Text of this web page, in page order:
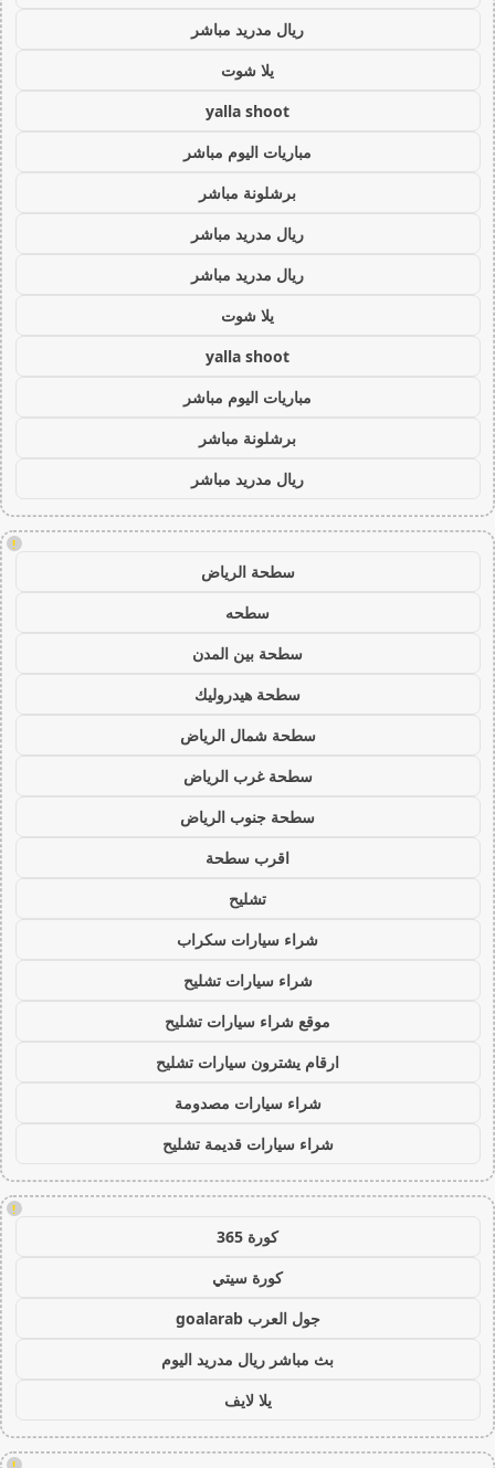
ريال مدريد مباشر
يلا شوت
yalla shoot
مباريات اليوم مباشر
برشلونة مباشر
ريال مدريد مباشر
ريال مدريد مباشر
يلا شوت
yalla shoot
مباريات اليوم مباشر
برشلونة مباشر
ريال مدريد مباشر
!
سطحة الرياض
سطحه
سطحة بين المدن
سطحة هيدروليك
سطحة شمال الرياض
سطحة غرب الرياض
سطحة جنوب الرياض
اقرب سطحة
تشليح
شراء سيارات سكراب
شراء سيارات تشليح
موقع شراء سيارات تشليح
ارقام يشترون سيارات تشليح
شراء سيارات مصدومة
شراء سيارات قديمة تشليح
!
كورة 365
كورة سيتي
جول العرب goalarab
بث مباشر ريال مدريد اليوم
يلا لايف
!